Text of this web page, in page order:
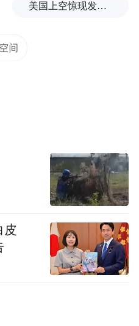
美国上空惊现发光UFO，球体数小时悬浮不动，路人称比飞机大3倍
皮